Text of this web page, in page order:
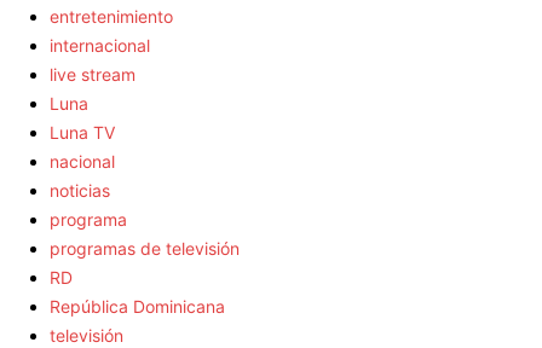
entretenimiento
internacional
live stream
Luna
Luna TV
nacional
noticias
programa
programas de televisión
RD
República Dominicana
televisión